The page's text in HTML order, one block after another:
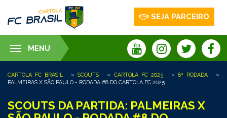
SEJA PARCEIRO
Toggle
navigation
MENU
CARTOLA FC BRASIL »SCOUTS » CARTOLA FC 2025 » 8ª RODADA
»
PALMEIRAS X SÃO PAULO - RODADA #8 DO CARTOLA FC 2025
SCOUTS DA PARTIDA: PALMEIRAS X